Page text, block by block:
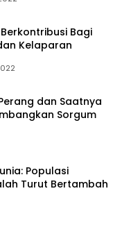
Bagi
Kelaparan
dan Saatnya
Sorgum
Populasi
Turut Bertambah